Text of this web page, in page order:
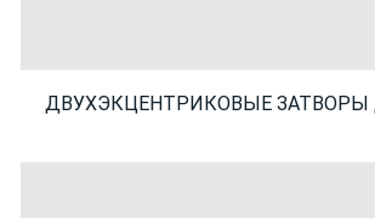
ДВУХЭКЦЕНТРИКОВЫЕ ЗАТВОРЫ